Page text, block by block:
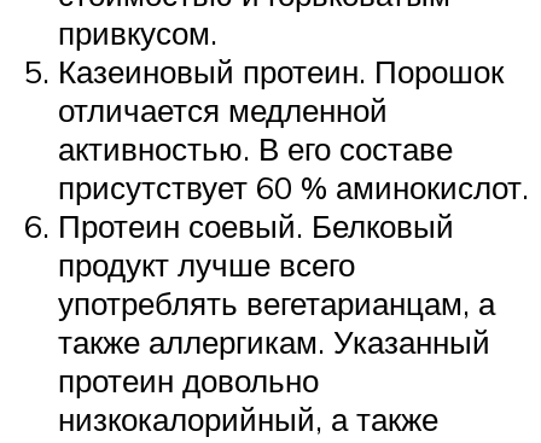
привкусом.
Казеиновый протеин. Порошок
отличается медленной
активностью. В его составе
присутствует 60 % аминокислот.
Протеин соевый. Белковый
продукт лучше всего
употреблять вегетарианцам, а
также аллергикам. Указанный
протеин довольно
низкокалорийный, а также